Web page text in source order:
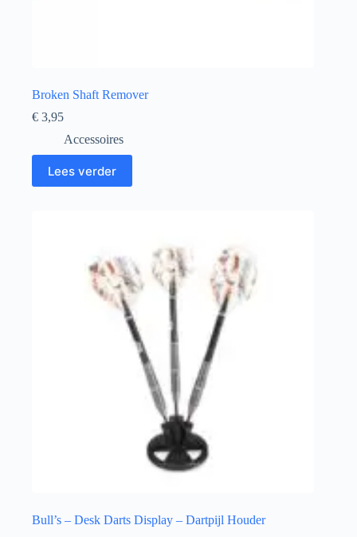
Broken Shaft Remover
€ 3,95
Accessoires
Lees verder
Bull’s – Desk Darts Display – Dartpijl Houder